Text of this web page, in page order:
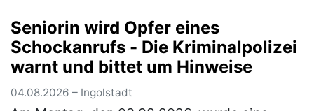
rechten Fahrstreifen. Dort …(mehr)
Seniorin wird Opfer eines
Schockanrufs - Die Kriminalpolizei
warnt und bittet um Hinweise
04.08.2026 – Ingolstadt